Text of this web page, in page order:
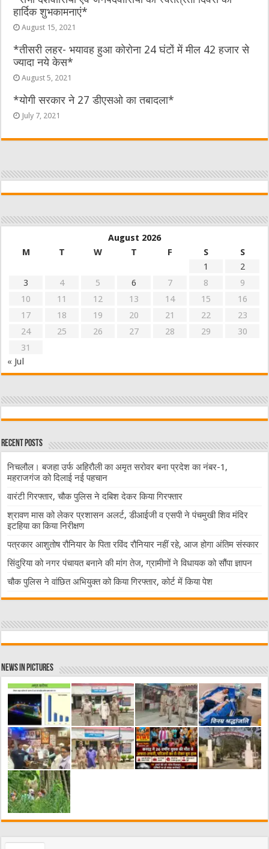
हार्दिक शुभकामनाएं*
August 15, 2021
*तीसरी लहर- भयावह हुआ कोरोना 24 घंटों में मील 42 हजार से
ज्यादा नये केस*
August 5, 2021
*योगी सरकार ने 27 डीएसओ का तबादला*
July 7, 2021
August 2026
M
T W T F S
S
1
2
3
4 5 6 7 8
9
10
11 12 13 14 15
16
17
18 19 20 21 22
23
24
25 26 27 28 29
30
31
« Jul
Recent Posts
निचलौल। बजहा उर्फ अहिरौली का अमृत सरोवर बना प्रदेश का नंबर-1,
महराजगंज को दिलाई नई पहचान
वारंटी गिरफ्तार, चौक पुलिस ने दबिश देकर किया गिरफ्तार
श्रावण मास को लेकर प्रशासन अलर्ट, डीआईजी व एसपी ने पंचमुखी शिव मंदिर
इटहिया का किया निरीक्षण
पत्रकार आशुतोष रौनियार के पिता रविंद रौनियार नहीं रहे, आज होगा अंतिम संस्कार
सिंदुरिया को नगर पंचायत बनाने की मांग तेज, ग्रामीणों ने विधायक को सौंपा ज्ञापन
चौक पुलिस ने वांछित अभियुक्त को किया गिरफ्तार, कोर्ट में किया पेश
News in Pictures